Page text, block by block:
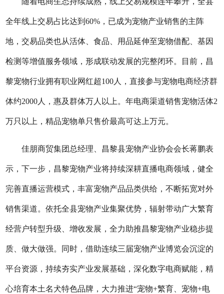
全年线上交易占比达到60%，已成为宠物产业销售的主阵
地，交易品类也从活体、食品、用品延伸至宠物借配、基因
检测等增值服务领域，形成联动发展的完整闭环。目前，昌
黎宠物行业拥有职业网红超100人，直接参与宠物电商经济群
体约2000人，惠及群体万人以上。年电商渠道销售宠物活体2
万只以上，精品宠物单只售价最高可达上万元。
佳朋商贸集团总经理、昌黎县宠物产业协会会长蒋鹏表
示，下一步，昌黎宠物产业将持续深耕直播电商领域，健全
完善直播运营模式，丰富宠物产品品类供给，不断拓宽对外
销售渠道。依托全县宠物产业集聚优势，辐射带动广大繁育
经营户转型升级、增收发展，全力助推昌黎宠物产业稳步提
质、做大做强。同时，借助连续三届宠物产业博览会沉淀的
平台资源，持续夯实产业发展基础，深化数字电商赋能，精
心培育本土名犬特色品牌，大力推进“宠物+繁育、宠物+电